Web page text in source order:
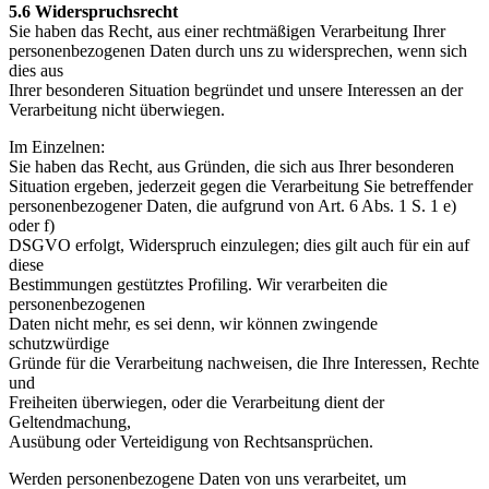
5.6 Widerspruchsrecht
Sie haben das Recht, aus einer rechtmäßigen Verarbeitung Ihrer
personenbezogenen Daten durch uns zu widersprechen, wenn sich
dies aus
Ihrer besonderen Situation begründet und unsere Interessen an der
Verarbeitung nicht überwiegen.
Im Einzelnen:
Sie haben das Recht, aus Gründen, die sich aus Ihrer besonderen
Situation ergeben, jederzeit gegen die Verarbeitung Sie betreffender
personenbezogener Daten, die aufgrund von Art. 6 Abs. 1 S. 1 e)
oder f)
DSGVO erfolgt, Widerspruch einzulegen; dies gilt auch für ein auf
diese
Bestimmungen gestütztes Profiling. Wir verarbeiten die
personenbezogenen
Daten nicht mehr, es sei denn, wir können zwingende
schutzwürdige
Gründe für die Verarbeitung nachweisen, die Ihre Interessen, Rechte
und
Freiheiten überwiegen, oder die Verarbeitung dient der
Geltendmachung,
Ausübung oder Verteidigung von Rechtsansprüchen.
Werden personenbezogene Daten von uns verarbeitet, um